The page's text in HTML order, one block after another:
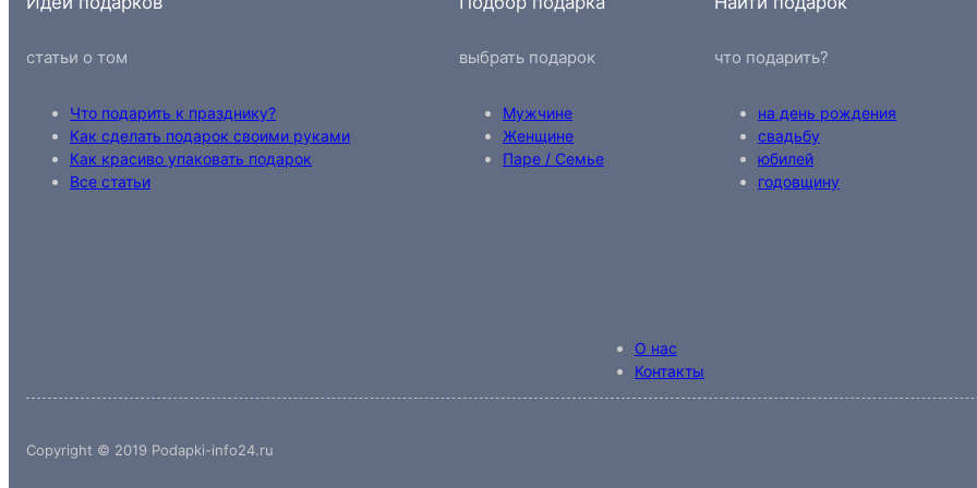
статьи о том
Что подарить к празднику?
Как сделать подарок своими руками
Как красиво упаковать подарок
Все статьи
выбрать подарок
Мужчине
Женщине
Паре / Семье
что подарить?
на день рождения
свадьбу
юбилей
годовщину
О нас
Контакты
Copyright © 2019 Podapki-info24.ru